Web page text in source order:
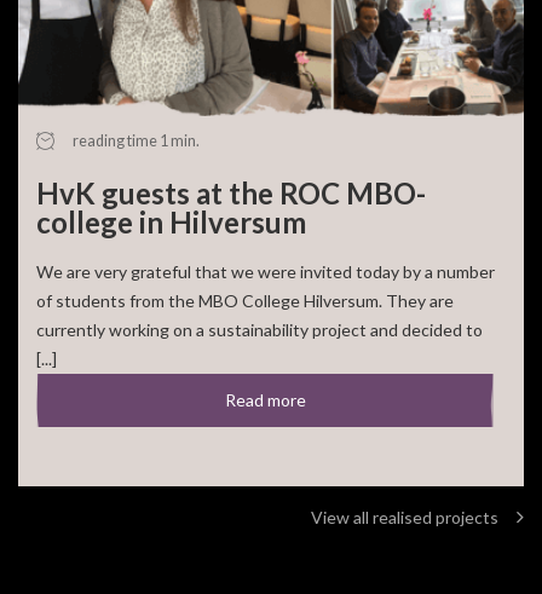
reading time 1 min.
HvK guests at the ROC MBO-
college in Hilversum
We are very grateful that we were invited today by a number
of students from the MBO College Hilversum. They are
currently working on a sustainability project and decided to
[...]
Read more
View all realised projects